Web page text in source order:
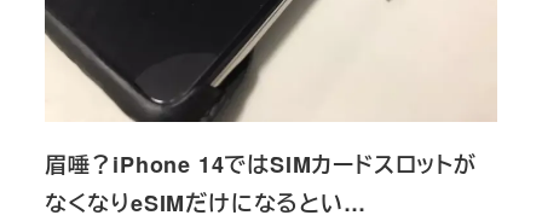
眉唾？iPhone 14ではSIMカードスロットが
なくなりeSIMだけになるとい…